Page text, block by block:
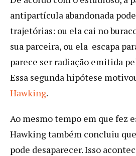
antipartícula abandonada
trajetórias: ou ela cai no
sua parceira, ou ela escapa
parece ser radiação emitida
Essa segunda hipótese
Hawking.
Ao mesmo tempo em que fez
Hawking também concluiu
pode desaparecer. Isso